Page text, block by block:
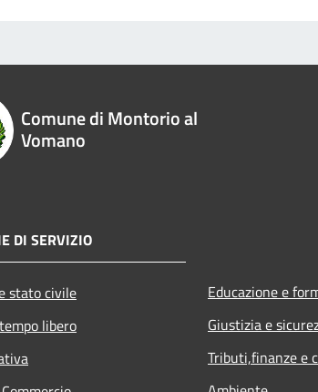
Comune di Montorio al
Vomano
DI SERVIZIO
stato civile
libero
Educazione e
Giustizia e
Tributi,finanze e